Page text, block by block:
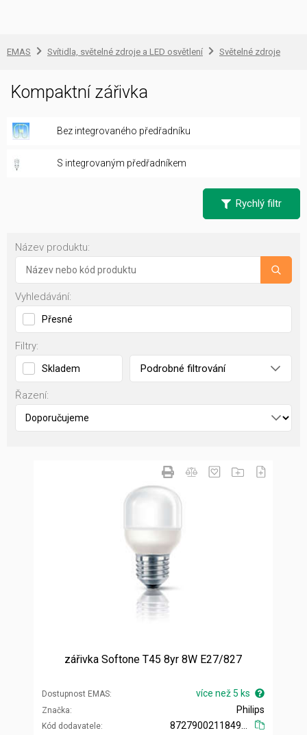
EMAS Svítidla, světelné zdroje a LED osvětlení Světelné zdroje
Kompaktní zářivka
Bez integrovaného předřadníku
S integrovaným předřadníkem
Rychlý filtr
Název produktu:
Vyhledávání:
Přesné
Filtry:
Skladem Podrobné filtrování
Řazení:
zářivka Softone T45 8yr 8W E27/827
Dostupnost EMAS více než 5 ks
Značka
Kód dodavatele
Philips